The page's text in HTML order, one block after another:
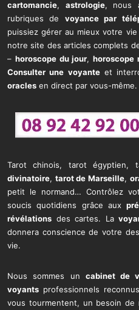
cartomancie, astrologie, nous
rubriques de voyance par
puissiez gérer au mieux votre
notre site des articles complets
– horoscope du jour, horoscope
Consulter une voyanteet
oracles en direct par vous-même.
Tarot chinois, tarot égyptien,
divinatoire, tarot de Marseille,
petit le normand… Contrôlez
soucis quotidiens grâce aux
révélations des cartes. La
donnera conscience de votre
vie.
Nous sommes un cabinet de
voyants professionnels
vous tourmentent, un besoin de